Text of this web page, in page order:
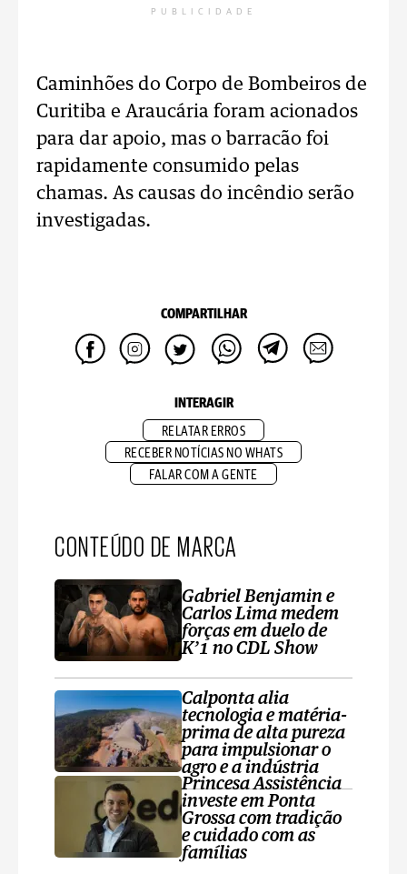
PUBLICIDADE
Caminhões do Corpo de Bombeiros de
Curitiba e Araucária foram acionados
para dar apoio, mas o barracão foi
rapidamente consumido pelas
chamas. As causas do incêndio serão
investigadas.
COMPARTILHAR
INTERAGIR
RELATAR ERROS
RECEBER NOTÍCIAS NO WHATS
FALAR COM A GENTE
CONTEÚDO DE MARCA
Gabriel Benjamin e
Carlos Lima medem
forças em duelo de
K’1 no CDL Show
Calponta alia
tecnologia e matéria-
prima de alta pureza
para impulsionar o
agro e a indústria
Princesa Assistência
investe em Ponta
Grossa com tradição
e cuidado com as
famílias